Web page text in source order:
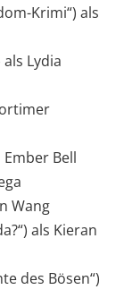
Krimi“) als
Lydia
Ember Bell
Wang
als Kieran
des Bösen“)